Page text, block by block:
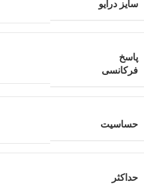
سایز درایو
پاسخ
فرکانسی
حساسیت
حداکثر